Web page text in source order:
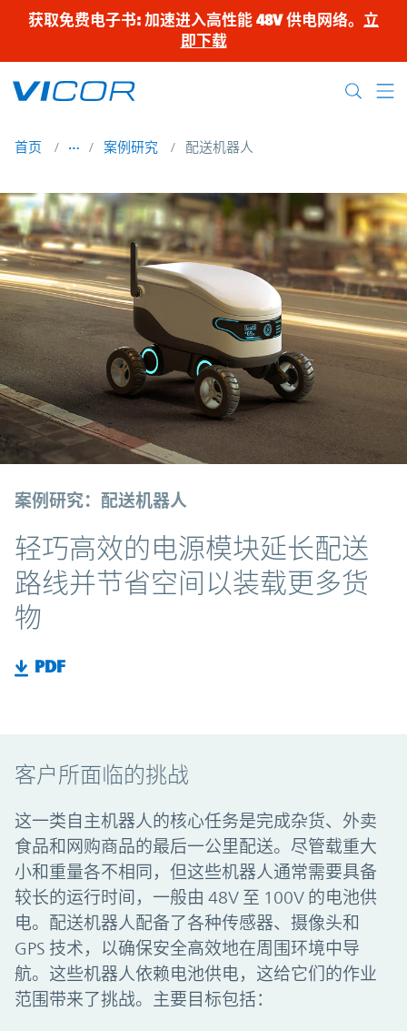
Skip to main content
获取免费电子书: 加速进入高性能 48V 供电网络。 立
即下载
首页 案例研究 配送机器人
案例研究：配送机器人
轻巧高效的电源模块延长配送
路线并节省空间以装载更多货
物
PDF
客户所面临的挑战
这一类自主机器人的核心任务是完成杂货、外卖
食品和网购商品的最后一公里配送。尽管载重大
小和重量各不相同，但这些机器人通常需要具备
较长的运行时间，一般由 48V 至 100V 的电池供
电。配送机器人配备了各种传感器、摄像头和
GPS 技术，以确保安全高效地在周围环境中导
航。这些机器人依赖电池供电，这给它们的作业
范围带来了挑战。主要目标包括：